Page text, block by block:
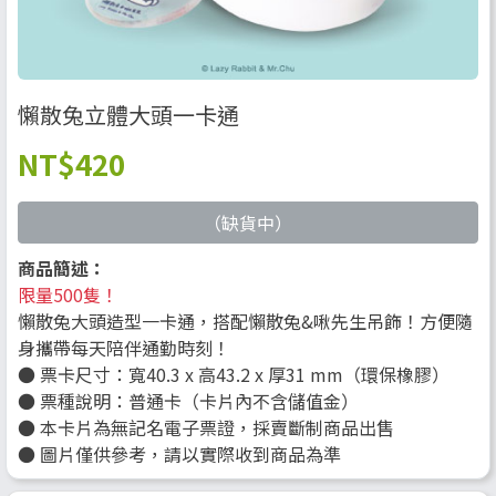
懶散兔立體大頭一卡通
NT$420
（缺貨中）
商品簡述：
限量500隻！
懶散兔大頭造型一卡通，搭配懶散兔&啾先生吊飾！方便隨
身攜帶每天陪伴通勤時刻！
● 票卡尺寸：寬40.3 x 高43.2 x 厚31 mm（環保橡膠）
● 票種說明：普通卡（卡片內不含儲值金）
● 本卡片為無記名電子票證，採賣斷制商品出售
● 圖片僅供參考，請以實際收到商品為準